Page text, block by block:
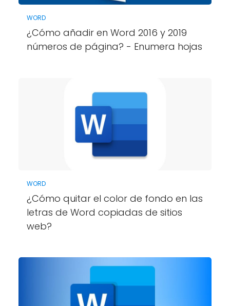
WORD
¿Cómo añadir en Word 2016 y 2019
números de página? - Enumera hojas
WORD
¿Cómo quitar el color de fondo en las
letras de Word copiadas de sitios
web?